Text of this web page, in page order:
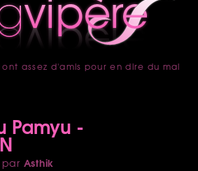
assez d'amis pour en dire du mal
Pamyu -
par Asthik